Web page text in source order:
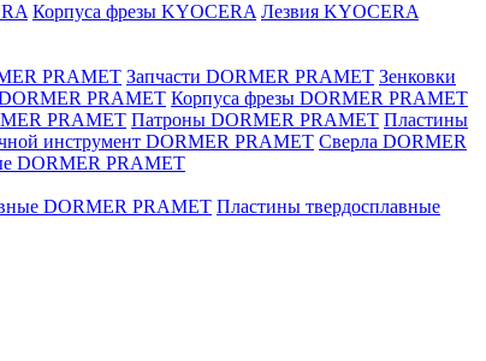
Корпуса фрезы KYOCERA Лезвия KYOCERA
PRAMET Запчасти DORMER PRAMET Зенковки
PRAMET Корпуса фрезы DORMER PRAMET
PRAMET Патроны DORMER PRAMET Пластины
инструмент DORMER PRAMET Сверла DORMER
DORMER PRAMET
DORMER PRAMET Пластины твердосплавные